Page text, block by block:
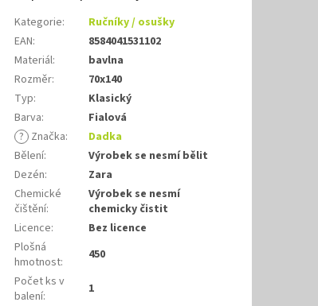
Kategorie:
Ručníky / osušky
EAN:
8584041531102
Materiál:
bavlna
Rozměr:
70x140
Typ:
Klasický
Barva:
Fialová
? Značka:
Dadka
Bělení:
Výrobek se nesmí bělit
Dezén:
Zara
Chemické
čištění:
Výrobek se nesmí
chemicky čistit
Licence:
Bez licence
Plošná
hmotnost:
450
Počet ks v
balení:
1